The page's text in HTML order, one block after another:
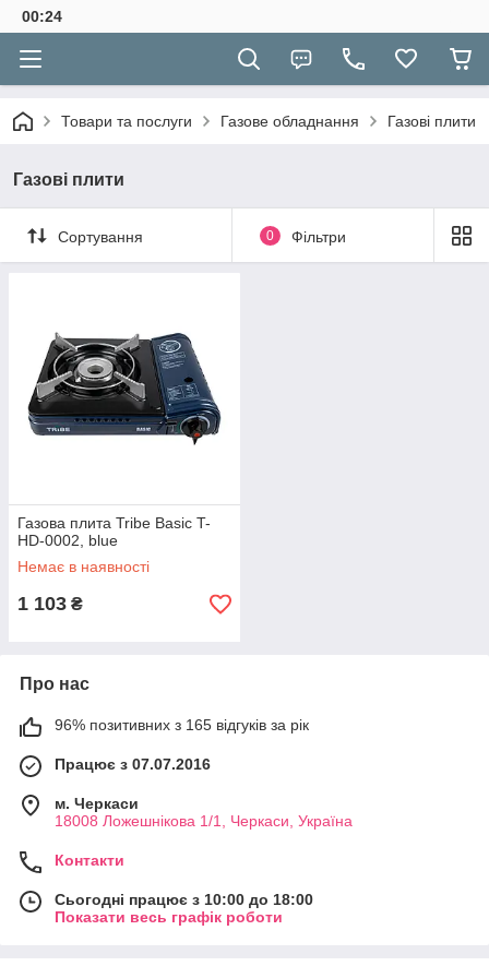
00:24
Товари та послуги Газове обладнання Газові плити
Газові плити
Сортування 0 Фільтри
Газова плита Tribe Basic T-
HD-0002, blue
Немає в наявності
1 103 ₴
Про нас
96% позитивних з 165 відгуків за рік
Працює з 07.07.2016
м. Черкаси
18008 Ложешнікова 1/1, Черкаси, Україна
Контакти
Сьогодні працює з 10:00 до 18:00
Показати весь графік роботи